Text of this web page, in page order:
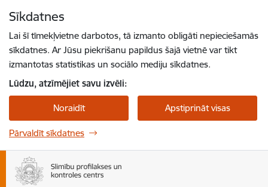
Sīkdatnes
Lai šī tīmekļvietne darbotos, tā izmanto obligāti nepieciešamās
sīkdatnes. Ar Jūsu piekrišanu papildus šajā vietnē var tikt
izmantotas statistikas un sociālo mediju sīkdatnes.
Lūdzu, atzīmējiet savu izvēli:
Noraidīt Apstiprināt visas
Pārvaldīt sīkdatnes